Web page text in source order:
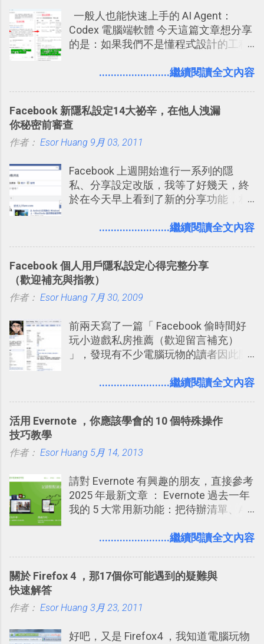
2016/7/7 新增 ： 如何活用 Trello 記
帳？我的理財計畫心得與看板範本
2016/7/13 新增： 如何將網頁資料快速
2016/8 新增： Trello 開放「強化功能」
技！最想要的強大 Trello 客製化範例教
學 2016/11 新增： [時間技客-7] 重要緊
急時間管理四象限在 Trello 活用與範本
用 Trello？ 8個專案排程協作重點技巧
2017/6 新增： 如何用 Trello 規劃自助
旅行？我的 Trello 行程計畫使用技巧教
卡片不再落落長？專案管理的5個關鍵
子彈筆記？我的 Trello GTD 方法範例看
板分享
來一個月的記憶長度！就這樣反覆慢慢
拉長時間練習，就能讓一個東西成為腦
海中更深刻的記憶。 問題是，當我們一
要準備數百個考試問題時，自己手動進
練習的記憶卡片，自動規劃要延期複習
的卡片，每天自動產生記憶練習題，這
樣的軟體中最受好評的，或許就是今天
一般人也能快速上手的 AI Agent：
Codex 電腦端軟體 今天這篇文章想分享
的是：如果我們不是懂程式設計的工程
（ChatGPT） 的 Codex 工具？ 如何用
打造一個更自動化的電腦工作流程。
........................繼續閱讀全文內容
Facebook 新隱私設定14大祕辛，在他人洩漏
你秘密前審查
作者： Esor Huang 9月 03, 2011
Facebook 上週開始進行一系列的隱
私、分享設定改版，我等了好幾天，終
於在今天早上看到了新的分享功能，相
用新版的分享功能與隱私設定。 嚴格來
置。不過有一項很實用的設定是新增
的， 那就是可以 事先審查 朋友「標籤
你」的內容，決定要不要讓其他朋友看
標籤在他的訊息中，或是想把你標籤在
相片圖片裡，現在你都多了一個「事先
審查」的機制，可以決定這些你被標籤
鴉牆上，從而禁止可能的祕密被你其他
........................繼續閱讀全文內容
Facebook 個人用戶隱私設定心得完整分享
（歡迎補充與指教）
作者： Esor Huang 7月 30, 2009
前兩天寫了一篇「 Facebook 偷時間好
玩小遊戲私房推薦（歡迎留言補充）
」，發現有不少電腦玩物的讀者因此開
Facebook確 實是目前最好的社群、社
有趣的交友聯繫： 例如你可以看到朋友
哪張相片中？或者有哪些朋友正熱衷於
如何分析使用你的個人資料而達到這種
社群效果？則是很多人感到疑慮的部
份，也是惡意程式有可能利用的部份 。
從Facebook隱私設定全新簡化介面設計
Facebook中接收到朋友互動產生的樂趣
立的「 電腦玩物 」粉絲專頁，我把自己
後的思考分享上去，從讀者回饋中，我
........................繼續閱讀全文內容
活用 Evernote ，你應該學會的 10 個特殊操作
技巧教學
作者： Esor Huang 5月 14, 2013
請對 Evernote 有興趣的朋友，直接參考
2025 年最新文章 ： Evernote 過去一年
我的 5 大常用新功能：把待辦清單、AI
介紹文章： 把不同筆記中的待辦清單統
大綱收合、目錄連結、錨點連結，整理
議記錄不麻煩！我常用兩個 Evernote AI
學： Evernote 新增類似 Google 文件的
........................繼續閱讀全文內容
關於 Firefox 4 ，那17個你可能遇到的疑難與
快速解答
作者： Esor Huang 3月 23, 2011
好吧，又是 Firefox4 ，我知道電腦玩物